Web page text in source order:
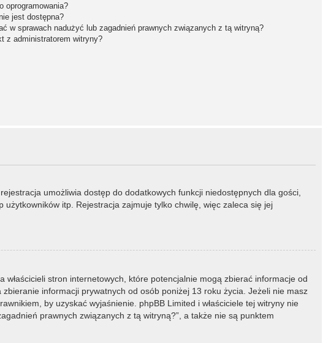
oprogramowania?
jest dostępna?
w sprawach nadużyć lub zagadnień prawnych związanych z tą witryną?
z administratorem witryny?
umożliwia dostęp do dodatkowych funkcji niedostępnych dla gości,
użytkowników itp. Rejestracja zajmuje tylko chwilę, więc zaleca się jej
stron internetowych, które potencjalnie mogą zbierać informacje od
informacji prywatnych od osób poniżej 13 roku życia. Jeżeli nie masz
by uzyskać wyjaśnienie. phpBB Limited i właściciele tej witryny nie
prawnych związanych z tą witryną?”, a także nie są punktem